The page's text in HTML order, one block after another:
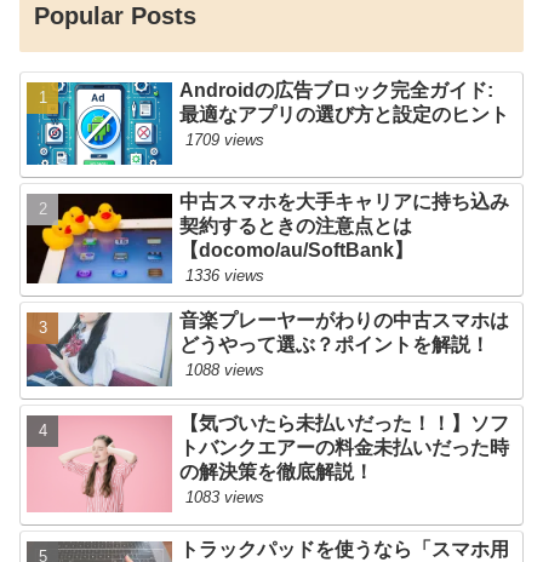
Popular Posts
Androidの広告ブロック完全ガイド:
最適なアプリの選び方と設定のヒント
1709 views
中古スマホを大手キャリアに持ち込み
契約するときの注意点とは
【docomo/au/SoftBank】
1336 views
音楽プレーヤーがわりの中古スマホは
どうやって選ぶ？ポイントを解説！
1088 views
【気づいたら未払いだった！！】ソフ
トバンクエアーの料金未払いだった時
の解決策を徹底解説！
1083 views
トラックパッドを使うなら「スマホ用